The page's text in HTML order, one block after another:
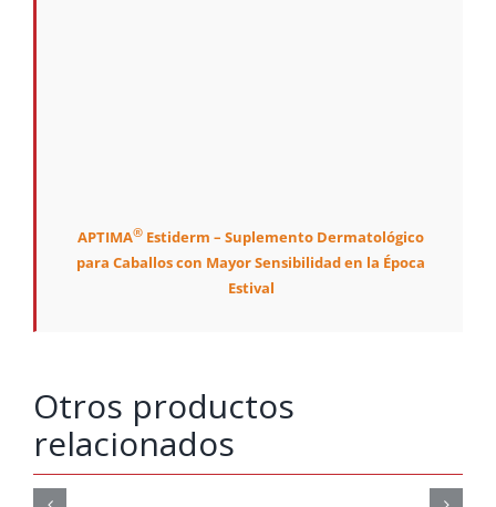
APTIMA® Estiderm – Suplemento Dermatológico
para Caballos con Mayor Sensibilidad en la Época
Estival
Otros productos
relacionados